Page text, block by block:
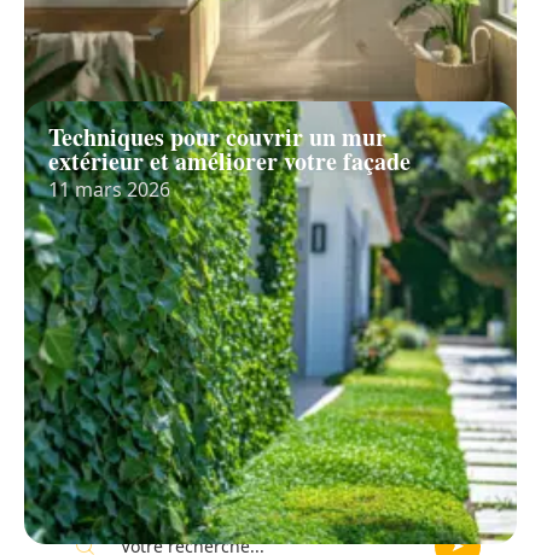
Articles populaires
Système optimal pour le chauffage de
l’eau : critères de choix et options
11 mars 2026
Techniques pour couvrir un mur
extérieur et améliorer votre façade
11 mars 2026